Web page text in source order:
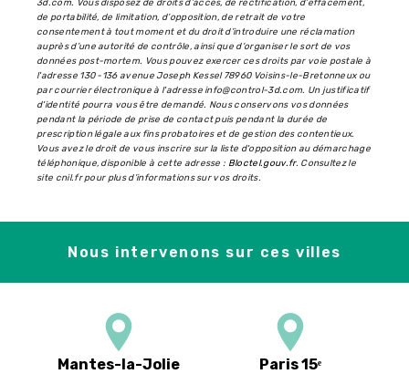
3d.com. Vous disposez de droits d’accès, de rectification, d’effacement,
de portabilité, de limitation, d’opposition, de retrait de votre
consentement à tout moment et du droit d’introduire une réclamation
auprès d’une autorité de contrôle, ainsi que d’organiser le sort de vos
données post-mortem. Vous pouvez exercer ces droits par voie postale à
l'adresse 130 -136 avenue Joseph Kessel 78960 Voisins-le-Bretonneux ou
par courrier électronique à l'adresse info@control-3d.com. Un justificatif
d'identité pourra vous être demandé. Nous conservons vos données
pendant la période de prise de contact puis pendant la durée de
prescription légale aux fins probatoires et de gestion des contentieux.
Vous avez le droit de vous inscrire sur la liste d'opposition au démarchage
téléphonique, disponible à cette adresse : Bloctel.gouv.fr. Consultez le
site cnil.fr pour plus d’informations sur vos droits.
Nous intervenons sur ces villes
Mantes-la-Jolie
Paris 15ᵉ